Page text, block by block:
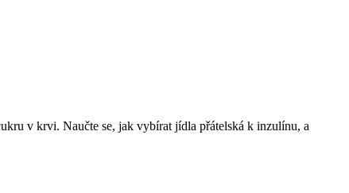
v krvi. Naučte se, jak vybírat jídla přátelská k inzulínu, a